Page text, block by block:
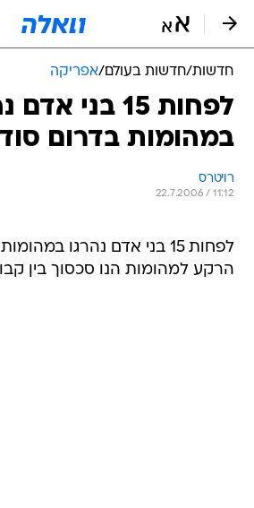
חדשות/חדשות בעולם/אפריקה
לפחות 15 בני
במהומות בדרום
רויטרס
22.7.2006 / 11:12
לפחות 15 בני אדם נהרגו
הרקע למהומות הנו סכסוך בין